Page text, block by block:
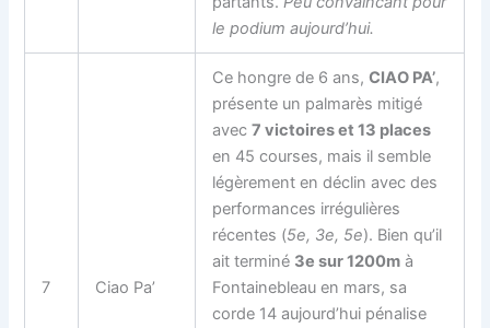
le podium aujourd’hui.
7 Ciao Pa’
Ce hongre de 6 ans,CIAO PA’,
présente un palmarès mitigé
avec7 victoires et 13 places
en 45 courses, mais il semble
légèrement en déclin avec des
performances irrégulières
récentes (5e, 3e, 5e). Bien qu’il
ait terminé 3e sur 1200m à
Fontainebleau en mars, sa
corde 14 aujourd’hui pénalise